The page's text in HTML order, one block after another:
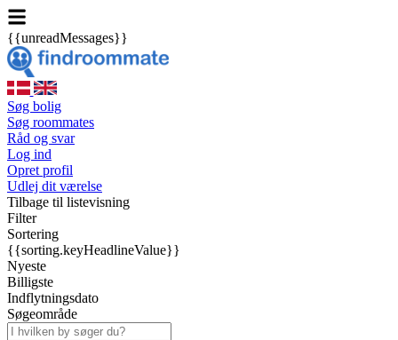
{{unreadMessages}}
Søg bolig
Søg roommates
Råd og svar
Log ind
Opret profil
Udlej dit værelse
Tilbage til listevisning
Filter
Sortering
{{sorting.keyHeadlineValue}}
Nyeste
Billigste
Indflytningsdato
Søgeområde